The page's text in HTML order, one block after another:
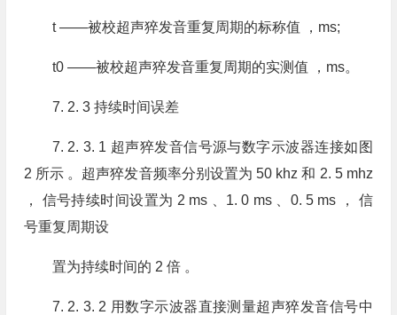
t ——被校超声猝发音重复周期的标称值 ，ms;
t0 ——被校超声猝发音重复周期的实测值 ，ms。
7. 2. 3 持续时间误差
7. 2. 3. 1 超声猝发音信号源与数字示波器连接如图
2 所示 。超声猝发音频率分别设置为 50 khz 和 2. 5 mhz
， 信号持续时间设置为 2 ms 、1. 0 ms 、0. 5 ms ， 信
号重复周期设
置为持续时间的 2 倍 。
7. 2. 3. 2 用数字示波器直接测量超声猝发音信号中